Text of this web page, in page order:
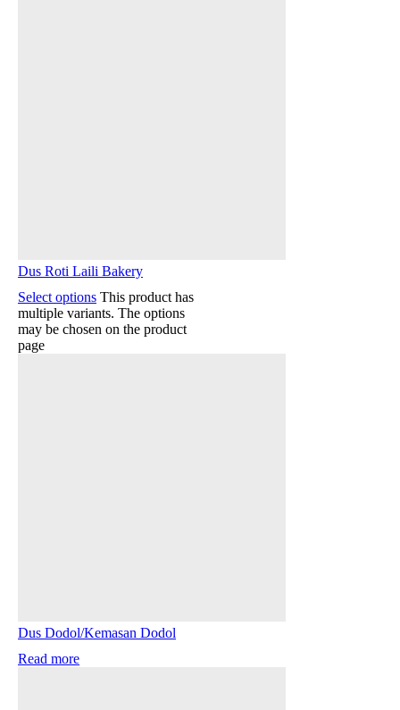
Dus Roti Laili Bakery
Select options This product has
multiple variants. The options
may be chosen on the product
page
Dus Dodol/Kemasan Dodol
Read more